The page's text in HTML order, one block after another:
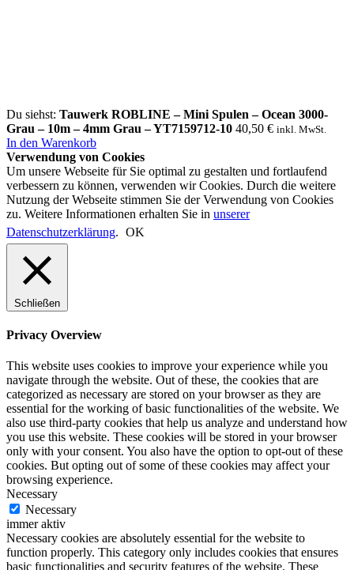
Du siehst: Tauwerk ROBLINE – Mini Spulen – Ocean 3000-
Grau – 10m – 4mm Grau – YT7159712-10 40,50 € inkl. MwSt.
In den Warenkorb
Verwendung von Cookies
Um unsere Webseite für Sie optimal zu gestalten und fortlaufend
verbessern zu können, verwenden wir Cookies. Durch die weitere
Nutzung der Webseite stimmen Sie der Verwendung von Cookies
zu. Weitere Informationen erhalten Sie in unserer
Datenschutzerklärung. OK
Schließen
Privacy Overview
This website uses cookies to improve your experience while you
navigate through the website. Out of these, the cookies that are
categorized as necessary are stored on your browser as they are
essential for the working of basic functionalities of the website. We
also use third-party cookies that help us analyze and understand how
you use this website. These cookies will be stored in your browser
only with your consent. You also have the option to opt-out of these
cookies. But opting out of some of these cookies may affect your
browsing experience.
Necessary
Necessary
immer aktiv
Necessary cookies are absolutely essential for the website to
function properly. This category only includes cookies that ensures
basic functionalities and security features of the website. These